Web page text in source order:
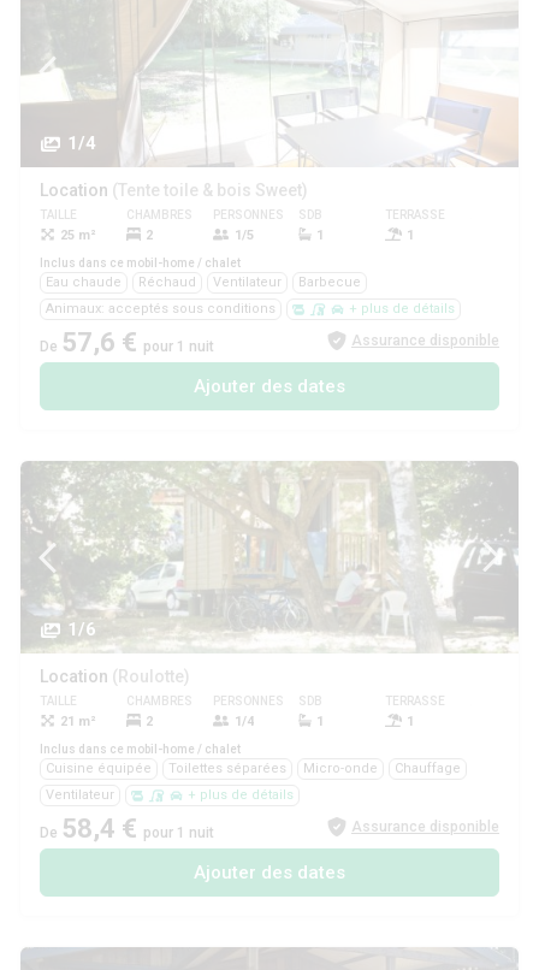
1/4
Location (Tente toile & bois Sweet)
TAILLE
25 m²
CHAMBRES
2
PERSONNES
1/5
SDB
1
TERRASSE
1
Inclus dans ce mobil-home / chalet
Eau chaude Réchaud Ventilateur
Barbecue
Animaux: acceptés sous conditions
+ plus de détails
De 57,6 € pour 1 nuit Assurance disponible
Ajouter des dates
1/6
Location (Roulotte)
TAILLE
21 m²
CHAMBRES
2
PERSONNES
1/4
SDB
1
TERRASSE
1
Inclus dans ce mobil-home / chalet
Cuisine équipée Toilettes séparées Micro-onde
Chauffage
Ventilateur
+ plus de détails
De 58,4 € pour 1 nuit Assurance disponible
Ajouter des dates